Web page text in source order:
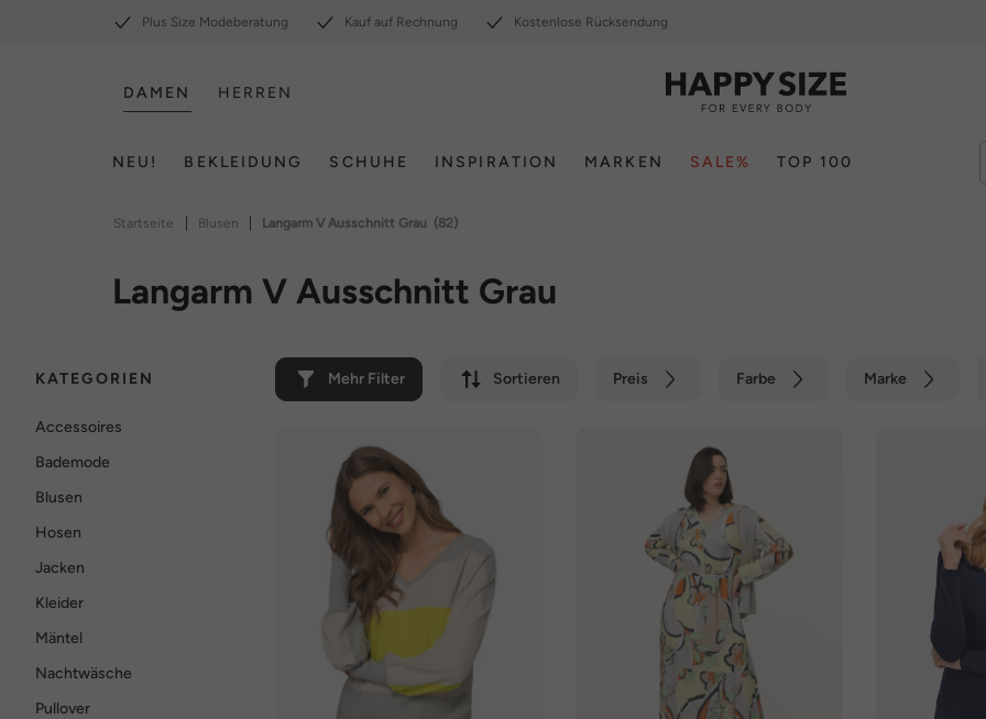
Plus Size Modeberatung Kauf auf Rechnung Kostenlose Rücksendung
DAMEN HERREN
NEU! BEKLEIDUNG SCHUHE INSPIRATION MARKEN SALE% TOP 100
Startseite | Blusen | Langarm V Ausschnitt Grau (82)
Langarm V Ausschnitt Grau
KATEGORIEN Mehr Filter Sortieren Preis Farbe Marke
Accessoires
Bademode
Blusen
Hosen
Jacken
Kleider
Mäntel
Nachtwäsche
Pullover